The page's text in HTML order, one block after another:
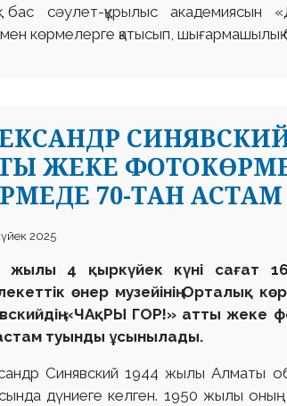
бас сәулет-құрылыс академиясын
көрмелерге қатысып, шығармашылық
ЖЕКЕ
70-ТАН
2025
жылы 4 қыркүйек күні сағат
өнер музейінің Орталық
«ЧАқРЫ ГОР!» атты жеке
туынды ұсынылады.
Синявский 1944 жылы Алматы
дүниеге келген. 1950 жылы